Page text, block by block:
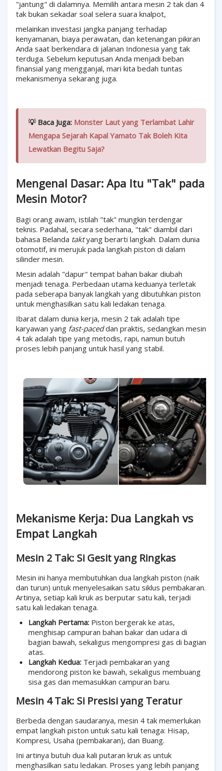
"jantung" di dalamnya. Memilih antara mesin 2 tak dan 4
tak bukan sekadar soal selera suara knalpot,
melainkan investasi jangka panjang terhadap
kenyamanan, biaya perawatan, dan ketenangan pikiran
Anda saat berkendara di jalanan Indonesia yang tak
terduga. Sebelum keputusan Anda menjadi beban
finansial yang mengganjal, mari kita bedah tuntas
mekanismenya sekarang juga.
💡 Baca Juga: Monster Laut yang Terlambat Lahir
Mengapa Sejarah Kapal Yamato Tak Boleh Kita
Lewatkan Begitu Saja?
Mengenal Dasar: Apa Itu "Tak" pada
Mesin Motor?
Bagi orang awam, istilah "tak" mungkin terdengar
teknis. Padahal, secara sederhana, "tak" diambil dari
bahasa Belanda taktyang berarti langkah. Dalam dunia
otomotif, ini merujuk pada langkah piston di dalam
silinder mesin.
Mesin adalah "dapur" tempat bahan bakar diubah
menjadi tenaga. Perbedaan utama keduanya terletak
pada seberapa banyak langkah yang dibutuhkan piston
untuk menghasilkan satu kali ledakan tenaga.
Ibarat dalam dunia kerja, mesin 2 tak adalah tipe
karyawan yang fast-paceddan praktis, sedangkan mesin
4 tak adalah tipe yang metodis, rapi, namun butuh
proses lebih panjang untuk hasil yang stabil.
Mekanisme Kerja: Dua Langkah vs
Empat Langkah
Mesin 2 Tak: Si Gesit yang Ringkas
Mesin ini hanya membutuhkan dua langkah piston (naik
dan turun) untuk menyelesaikan satu siklus pembakaran.
Artinya, setiap kali kruk as berputar satu kali, terjadi
satu kali ledakan tenaga.
Langkah Pertama: Piston bergerak ke atas,
menghisap campuran bahan bakar dan udara di
bagian bawah, sekaligus mengompresi gas di bagian
atas.
Langkah Kedua: Terjadi pembakaran yang
mendorong piston ke bawah, sekaligus membuang
sisa gas dan memasukkan campuran baru.
Mesin 4 Tak: Si Presisi yang Teratur
Berbeda dengan saudaranya, mesin 4 tak memerlukan
empat langkah piston untuk satu kali tenaga: Hisap,
Kompresi, Usaha (pembakaran), dan Buang.
Ini artinya butuh dua kali putaran kruk as untuk
menghasilkan satu ledakan. Proses yang lebih panjang